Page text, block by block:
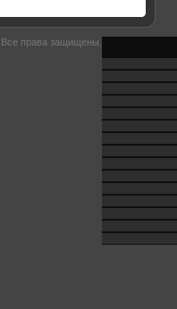
. Все права защищены.